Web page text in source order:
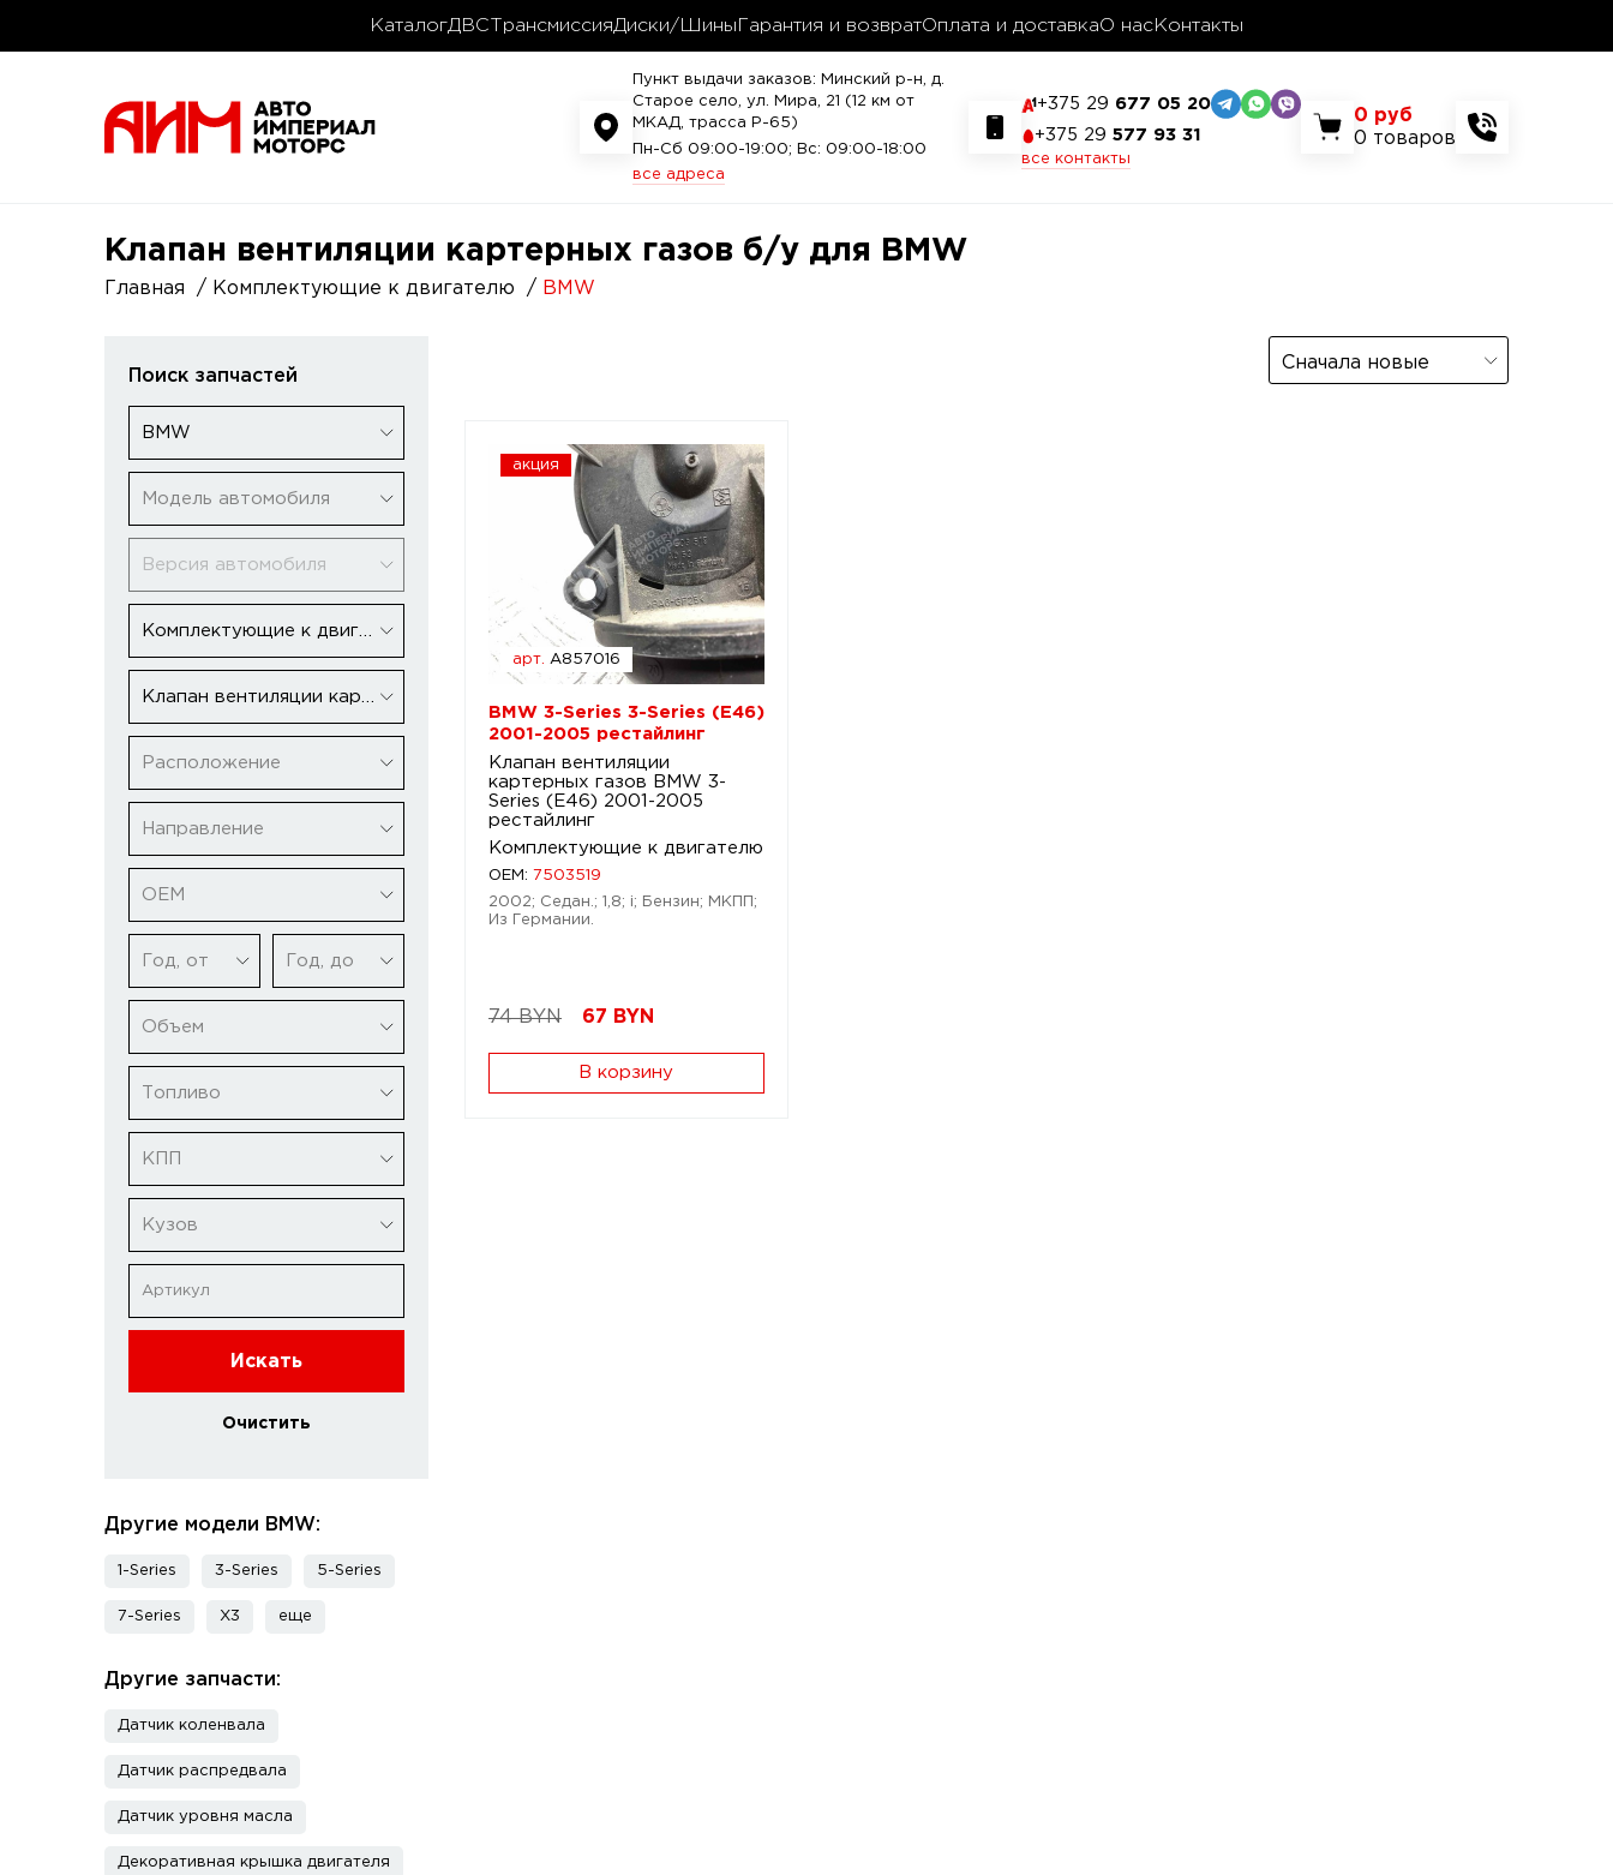
КаталогДВС ТрансмиссияДиски/Шины Гарантия и возвратОплата и доставкаО нас Контакты
Пункт выдачи заказов: Минский р-н, д.
Старое село, ул. Мира, 21 (12 км от
МКАД, трасса P-65)
Пн-Сб 09:00-19:00; Вс: 09:00-18:00
все адреса
+375 29 677 05 20
+375 29 577 93 31
все контакты
0 руб
0 товаров
Клапан вентиляции картерных газов б/у для BMW
Главная Комплектующие к двигателю BMW
Поиск запчастей
BMW
Модель автомобиля
Версия автомобиля
Расположение
Направление
ОЕМ
Год, от Год, до
Объем
Топливо
КПП
Кузов
Искать
Очистить
Другие модели BMW:
1-Series 3-Series 5-Series
7-Series X3 еще
Другие запчасти:
Датчик коленвала
Датчик распредвала
Датчик уровня масла
Декоративная крышка двигателя
Сначала новые
акция
арт. A857016
BMW 3-Series 3-Series (E46)
2001-2005 рестайлинг
Клапан вентиляции
картерных газов BMW 3-
Series (E46) 2001-2005
рестайлинг
Комплектующие к двигателю
OEM:
7503519
2002; Седан.; 1,8; i; Бензин; МКПП;
Из Германии.
74 BYN 67 BYN
В корзину